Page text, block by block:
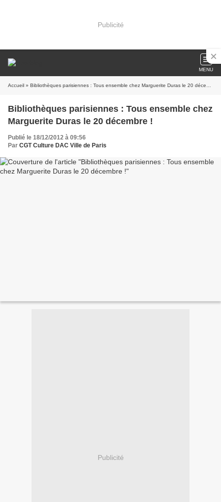
Publicité
MENU
Accueil » Bibliothèques parisiennes : Tous ensemble chez Marguerite Duras le 20 décembre !
Bibliothèques parisiennes : Tous ensemble chez
Marguerite Duras le 20 décembre !
Publié le 18/12/2012 à 09:56
Par CGT Culture DAC Ville de Paris
Publicité